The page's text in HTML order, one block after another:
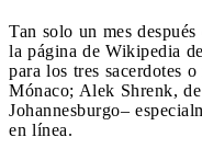
Tan solo un mes
la página de Wikipedia
para los tres sacerdotes
Mónaco; Alek Shrenk,
Johannesburgo–
en línea.